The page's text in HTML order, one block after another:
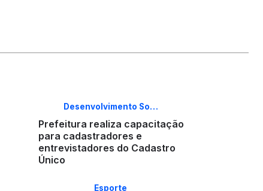
Desenvolvimento So…
Prefeitura realiza capacitação
para cadastradores e
entrevistadores do Cadastro
Único
Esporte